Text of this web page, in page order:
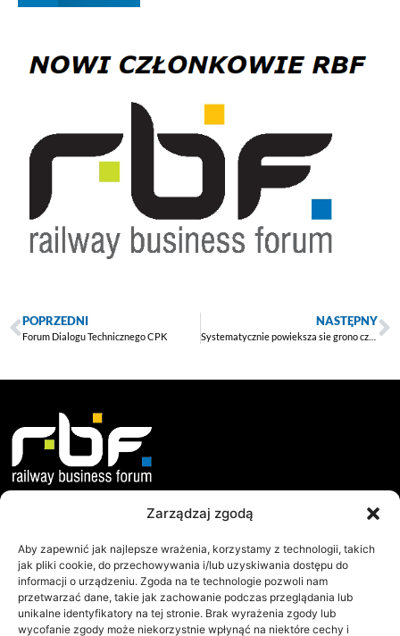
Zarządzaj zgodą
Aby zapewnić jak najlepsze wrażenia, korzystamy z technologii, takich
jak pliki cookie, do przechowywania i/lub uzyskiwania dostępu do
informacji o urządzeniu. Zgoda na te technologie pozwoli nam
przetwarzać dane, takie jak zachowanie podczas przeglądania lub
unikalne identyfikatory na tej stronie. Brak wyrażenia zgody lub
wycofanie zgody może niekorzystnie wpłynąć na niektóre cechy i
POPRZEDNI
Forum Dialogu Technicznego CPK
NASTĘPNY
Systematycznie powieksza sie grono członków RBF
Misja i Cele
Jak Działamy?
Współpraca
Zarząd
Dokumenty
Statut
Regulamin WZC
Protokoły WZC
Raporty